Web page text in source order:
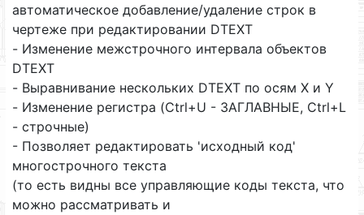
автоматическое добавление/удаление строк в
чертеже при редактировании DTEXT
- Изменение межстрочного интервала объектов
DTEXT
- Выравнивание нескольких DTEXT по осям X и Y
- Изменение регистра (Ctrl+U - ЗАГЛАВНЫЕ, Ctrl+L
- строчные)
- Позволяет редактировать 'исходный код'
многострочного текста
(то есть видны все управляющие коды текста, что
можно рассматривать и